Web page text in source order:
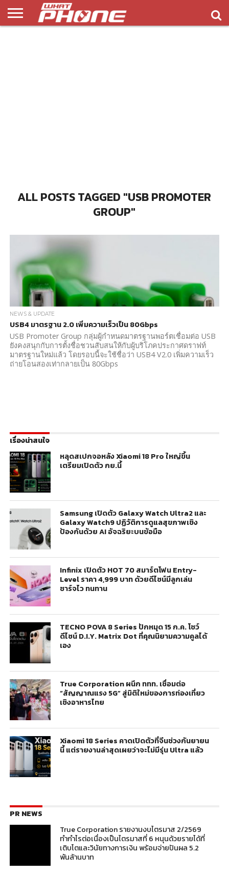
ALL POSTS TAGGED "USB PROMOTER
GROUP"
NEWS & UPDATE
USB4 มาตรฐาน 2.0 เพิ่มความเร็วเป็น 80Gbps
USB Promoter Group กลุ่มผู้กำหนดมาตรฐานพอร์ตเชื่อมต่อ USB
ยังคงสนุกกับการตั้งชื่อชวนสับสนให้กับผู้บริโภคประกาศดราฟท์
มาตรฐานใหม่แล้ว โดยรอบนี้จะใช้ชื่อว่า USB4 V2.0 เพิ่มความเร็ว
ถ่ายโอนสองเท่ากลายเป็น 80Gbps
เรื่องน่าสนใจ
หลุดสเปกจอหลัง Xiaomi 18 Pro ใหญ่ขึ้น
เตรียมเปิดตัว กย.นี้
Samsung เปิดตัว Galaxy Watch Ultra2 และ
Galaxy Watch9 ปฏิวัติการดูแลสุขภาพเชิง
ป้องกันด้วย AI อัจฉริยะบนข้อมือ
Infinix เปิดตัว HOT 70 สมาร์ตโฟน Entry-
Level ราคา 4,999 บาท ด้วยดีไซน์มีลูกเล่น
ชาร์จไว ทนทาน
TECNO POVA 8 Series ปักหมุด 15 ก.ค. โชว์
ดีไซน์ D.I.Y. Matrix Dot ที่คุณนิยามความคูลได้
เอง
True Corporation ผนึก ททท. เชื่อมต่อ
“สัญญาณแรง 5G” สู่มิติใหม่ของการท่องเที่ยว
เชิงอาหารไทย
Xiaomi 18 Series คาดเปิดตัวที่จีนช่วงกันยายน
นี้ แต่รายงานล่าสุดเผยว่าจะไม่มีรุ่น Ultra แล้ว
PR NEWS
True Corporation รายงานงบไตรมาส 2/2569
ทำกำไรต่อเนื่องเป็นไตรมาสที่ 6 หนุนด้วยรายได้ที่
เติบโตและวินัยทางการเงิน พร้อมจ่ายปันผล 5.2
พันล้านบาท